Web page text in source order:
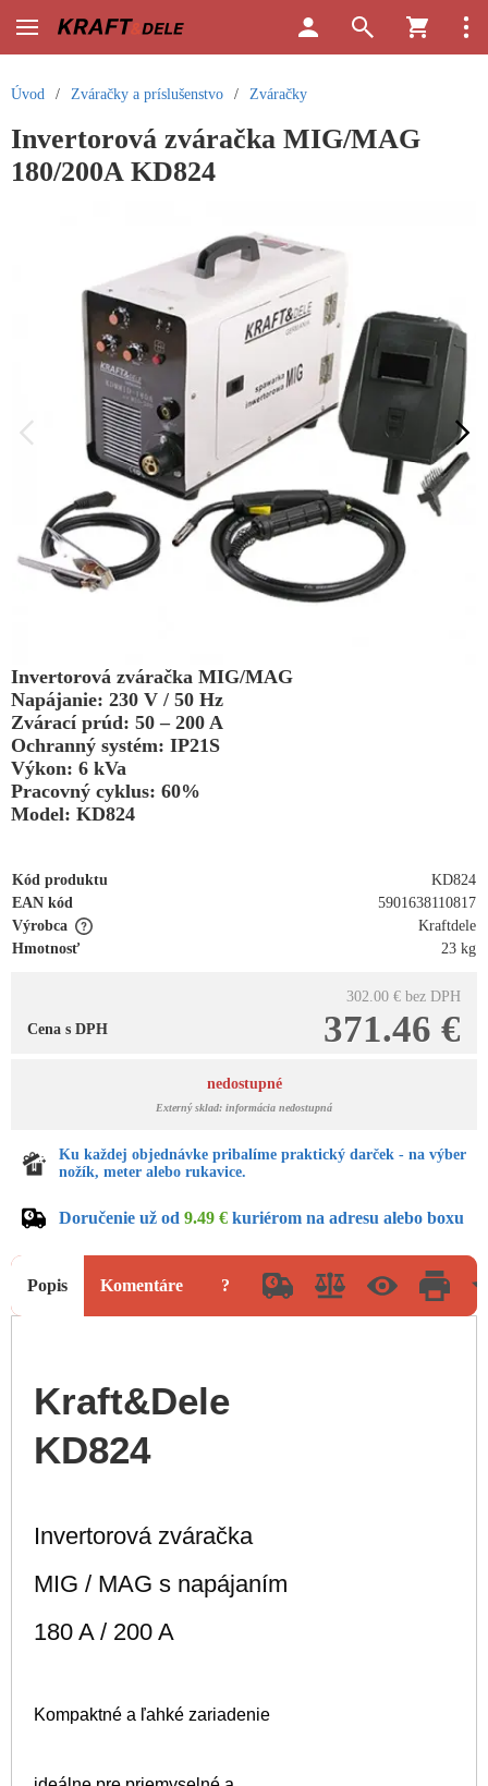
Úvod / Zváračky a príslušenstvo / Zváračky
Invertorová zváračka MIG/MAG
180/200A KD824
Invertorová zváračka MIG/MAG
Napájanie: 230 V / 50 Hz
Zvárací prúd: 50 – 200 A
Ochranný systém: IP21S
Výkon: 6 kVa
Pracovný cyklus: 60%
Model: KD824
Kód produktu
KD824
EAN kód
5901638110817
Výrobca
Kraftdele
Hmotnosť
23 kg
302.00 € bez DPH
371.46 €
Cena s DPH
nedostupné
Externý sklad: informácia nedostupná
Ku každej objednávke pribalíme praktický darček - na výber
nožík, meter alebo rukavice.
Doručenie už od 9.49 € kuriérom na adresu alebo boxu
Popis Komentáre ?
Kraft&Dele
KD824
Invertorová zváračka
MIG / MAG s napájaním
180 A / 200 A
Kompaktné a ľahké zariadenie